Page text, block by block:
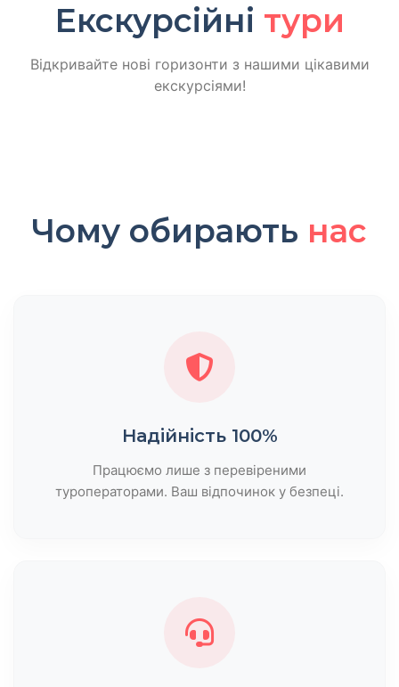
Екскурсійні тури
Відкривайте нові горизонти з нашими цікавими
екскурсіями!
Чому обирають нас
Надійність 100%
Працюємо лише з перевіреними
туроператорами. Ваш відпочинок у безпеці.